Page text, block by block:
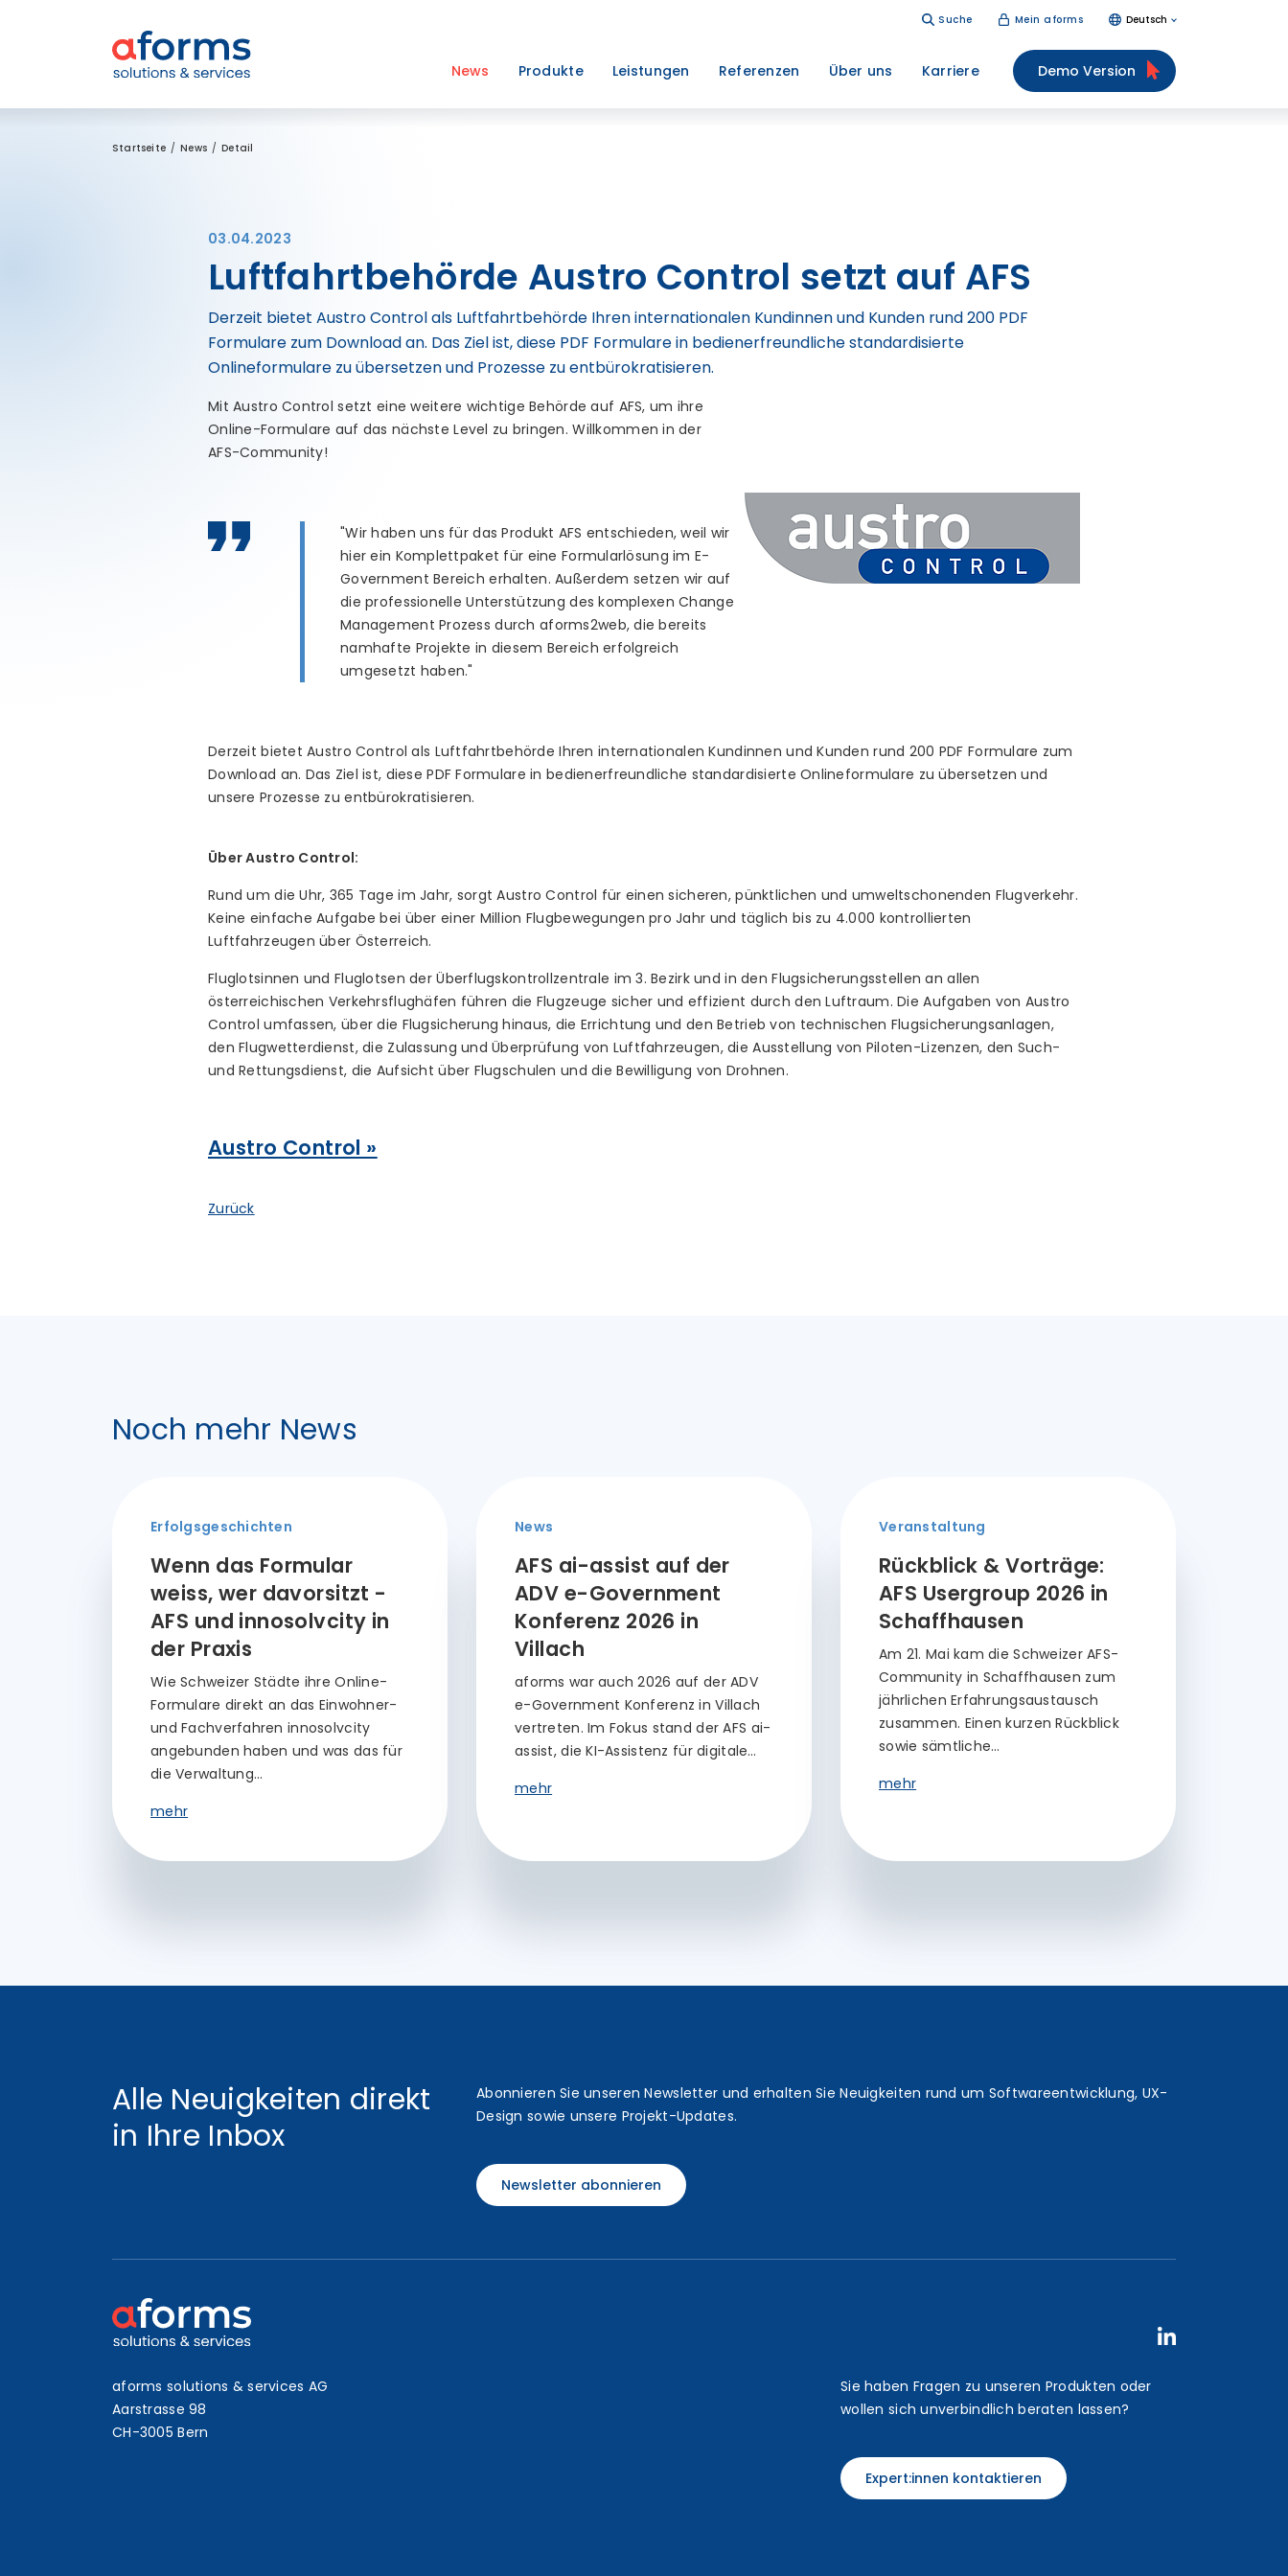
Suche Mein aforms Deutsch
News Produkte Leistungen Referenzen Über uns Karriere Demo Version
Startseite News Detail
03.04.2023
Luftfahrtbehörde Austro Control setzt auf AFS
Derzeit bietet Austro Control als Luftfahrtbehörde Ihren internationalen Kundinnen und Kunden rund 200 PDF
Formulare zum Download an. Das Ziel ist, diese PDF Formulare in bedienerfreundliche standardisierte
Onlineformulare zu übersetzen und Prozesse zu entbürokratisieren.
Mit Austro Control setzt eine weitere wichtige Behörde auf AFS, um ihre
Online-Formulare auf das nächste Level zu bringen. Willkommen in der
AFS-Community!
"Wir haben uns für das Produkt AFS entschieden, weil wir
hier ein Komplettpaket für eine Formularlösung im E-
Government Bereich erhalten. Außerdem setzen wir auf
die professionelle Unterstützung des komplexen Change
Management Prozess durch aforms2web, die bereits
namhafte Projekte in diesem Bereich erfolgreich
umgesetzt haben."
Derzeit bietet Austro Control als Luftfahrtbehörde Ihren internationalen Kundinnen und Kunden rund 200 PDF Formulare zum
Download an. Das Ziel ist, diese PDF Formulare in bedienerfreundliche standardisierte Onlineformulare zu übersetzen und
unsere Prozesse zu entbürokratisieren.
Über Austro Control:
Rund um die Uhr, 365 Tage im Jahr, sorgt Austro Control für einen sicheren, pünktlichen und umweltschonenden Flugverkehr.
Keine einfache Aufgabe bei über einer Million Flugbewegungen pro Jahr und täglich bis zu 4.000 kontrollierten
Luftfahrzeugen über Österreich.
Fluglotsinnen und Fluglotsen der Überflugskontrollzentrale im 3. Bezirk und in den Flugsicherungsstellen an allen
österreichischen Verkehrsflughäfen führen die Flugzeuge sicher und effizient durch den Luftraum. Die Aufgaben von Austro
Control umfassen, über die Flugsicherung hinaus, die Errichtung und den Betrieb von technischen Flugsicherungsanlagen,
den Flugwetterdienst, die Zulassung und Überprüfung von Luftfahrzeugen, die Ausstellung von Piloten-Lizenzen, den Such-
und Rettungsdienst, die Aufsicht über Flugschulen und die Bewilligung von Drohnen.
Austro Control »
Zurück
Noch mehr News
Erfolgsgeschichten
Wenn das Formular
weiss, wer davorsitzt -
AFS und innosolvcity in
der Praxis
Wie Schweizer Städte ihre Online-
Formulare direkt an das Einwohner-
und Fachverfahren innosolvcity
angebunden haben und was das für
die Verwaltung…
mehr
News
AFS ai-assist auf der
ADV e-Government
Konferenz 2026 in
Villach
aforms war auch 2026 auf der ADV
e-Government Konferenz in Villach
vertreten. Im Fokus stand der AFS ai-
assist, die KI-Assistenz für digitale…
mehr
Veranstaltung
Rückblick & Vorträge:
AFS Usergroup 2026 in
Schaffhausen
Am 21. Mai kam die Schweizer AFS-
Community in Schaffhausen zum
jährlichen Erfahrungsaustausch
zusammen. Einen kurzen Rückblick
sowie sämtliche…
mehr
Alle Neuigkeiten direkt
in Ihre Inbox
Abonnieren Sie unseren Newsletter und erhalten Sie Neuigkeiten rund um Softwareentwicklung, UX-
Design sowie unsere Projekt-Updates.
Newsletter abonnieren
aforms solutions & services AG
Aarstrasse 98
CH-3005 Bern
Sie haben Fragen zu unseren Produkten oder
wollen sich unverbindlich beraten lassen?
Expert:innen kontaktieren